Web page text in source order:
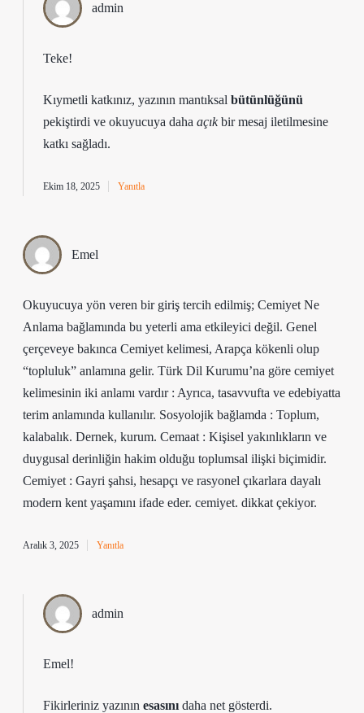
admin
Teke!
Kıymetli katkınız, yazının mantıksal bütünlüğünü
pekiştirdi ve okuyucuya daha açıkbir mesaj iletilmesine
katkı sağladı.
Ekim 18, 2025 Yanıtla
Emel
Okuyucuya yön veren bir giriş tercih edilmiş; Cemiyet Ne
Anlama bağlamında bu yeterli ama etkileyici değil. Genel
çerçeveye bakınca Cemiyet kelimesi, Arapça kökenli olup
“topluluk” anlamına gelir. Türk Dil Kurumu’na göre cemiyet
kelimesinin iki anlamı vardır : Ayrıca, tasavvufta ve edebiyatta
terim anlamında kullanılır. Sosyolojik bağlamda : Toplum,
kalabalık. Dernek, kurum. Cemaat : Kişisel yakınlıkların ve
duygusal derinliğin hakim olduğu toplumsal ilişki biçimidir.
Cemiyet : Gayri şahsi, hesapçı ve rasyonel çıkarlara dayalı
modern kent yaşamını ifade eder. cemiyet. dikkat çekiyor.
Aralık 3, 2025 Yanıtla
admin
Emel!
Fikirleriniz yazının esasını daha net gösterdi.